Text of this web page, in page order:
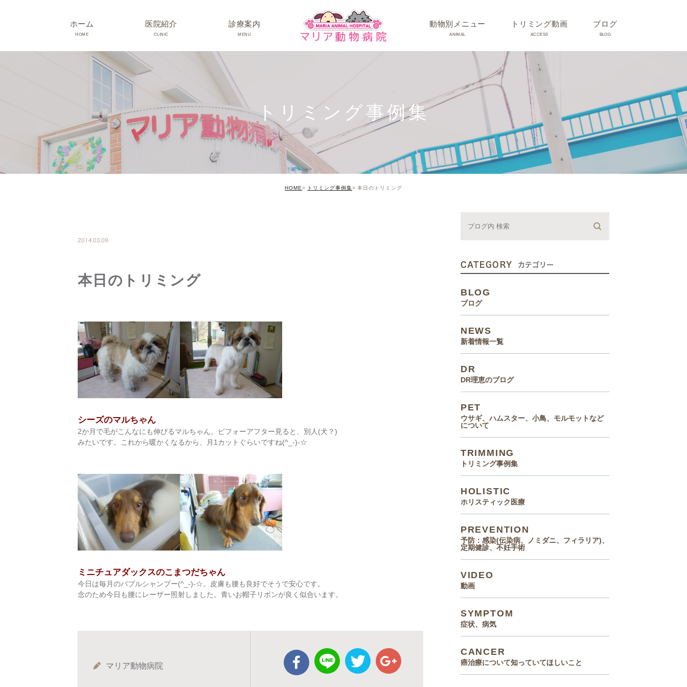
ホーム
HOME
医院紹介
CLINIC
院長･スタッフ紹介
診療時間･アクセス
院内紹介･初診の方へ
医院設備
診療案内
MENU
動物別メニュー
ANIMAL
ネコちゃんの病気
うさぎちゃん･その他動物の病気
トリミング動画
ACCESS
ブログ
BLOG
うさぎ、ハムスター、小鳥、
モルモットなどについて
トリミング事例集
ホリスティック医療
トリミング事例集
HOME トリミング事例集 本日のトリミング
2014.03.09
本日のトリミング
シーズのマルちゃん
2か月で毛がこんなにも伸びるマルちゃん。ビフォーアフター見ると、別人(犬？)
みたいです。これから暖かくなるから、月1カットぐらいですね(^_-)-☆
ミニチュアダックスのこまつだちゃん
今日は毎月のバブルシャンプー(^_-)-☆。皮膚も腰も良好でそうで安心です。
念のため今日も腰にレーザー照射しました。青いお帽子リボンが良く似合います。
マリア動物病院
CATEGORY カテゴリー
BLOG
ブログ
NEWS
新着情報一覧
DR
DR理恵のブログ
PET
ウサギ、ハムスター、小鳥、モルモットなど
について
TRIMMING
トリミング事例集
HOLISTIC
ホリスティック医療
PREVENTION
予防：感染(伝染病、ノミダニ、フィラリア)、
定期健診、不妊手術
VIDEO
動画
SYMPTOM
症状、病気
CANCER
癌治療について知っていてほしいこと